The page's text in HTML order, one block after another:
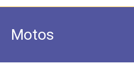
Motos